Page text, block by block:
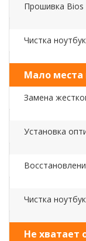
Прошивка Bios
Чистка
Мало места
Замена
Установка
Чистка
Не хватает